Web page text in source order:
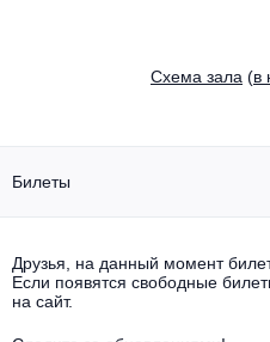
Выбрать другой город
Rap, hip-hop, RnB
Концерты на теплоходе
Все события
Опера
Все события
Cхема зала (в
Билеты
Друзья, на данный момент
Если появятся свободные
на сайт.